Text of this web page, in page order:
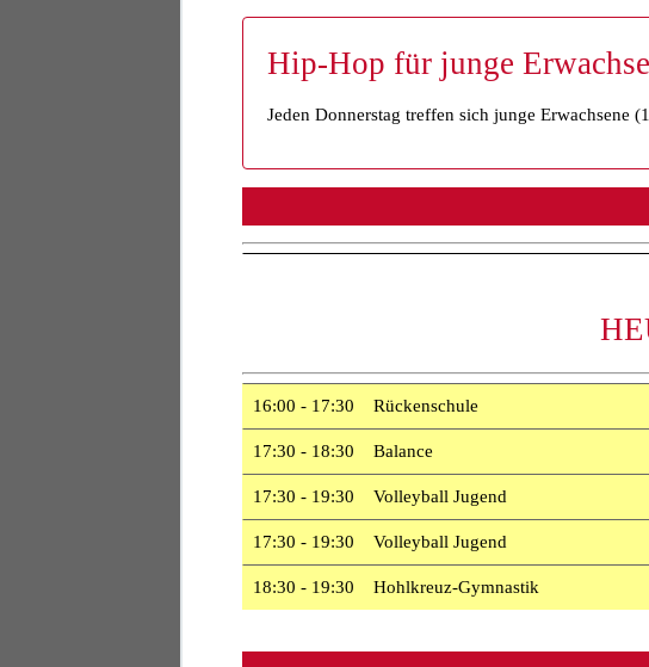
Hip-Hop für junge
Jeden Donnerstag treffen sich junge Erwachsene
16:00 - 17:30 Rückenschule
17:30 - 18:30 Balance
17:30 - 19:30 Volleyball Jugend
17:30 - 19:30 Volleyball Jugend
18:30 - 19:30 Hohlkreuz-Gymnastik